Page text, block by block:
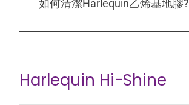
如何清潔Harlequin乙烯基地膠?
Harlequin Hi-Shine